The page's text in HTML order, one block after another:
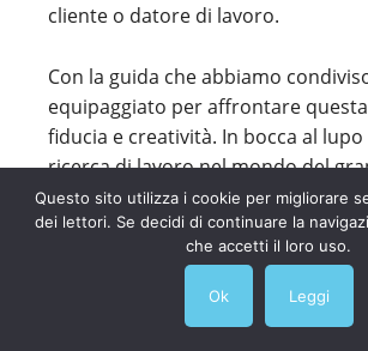
cliente o datore di lavoro.
Con la guida che abbiamo
equipaggiato per affrontare
fiducia e creatività. In bocca al
ricerca di lavoro nel mondo del
pubblicitario. Dal giusto equilibrio
professionalità e creatività alla
concisione del tuo linguaggio, ogni
fare la differenza. Quindi, affila la
metti in moto la tua creatività e
Questo sito utilizza i cookie per migliorare
dei lettori. Se decidi di continuare la
che accetti il loro uso.
Ok Leggi